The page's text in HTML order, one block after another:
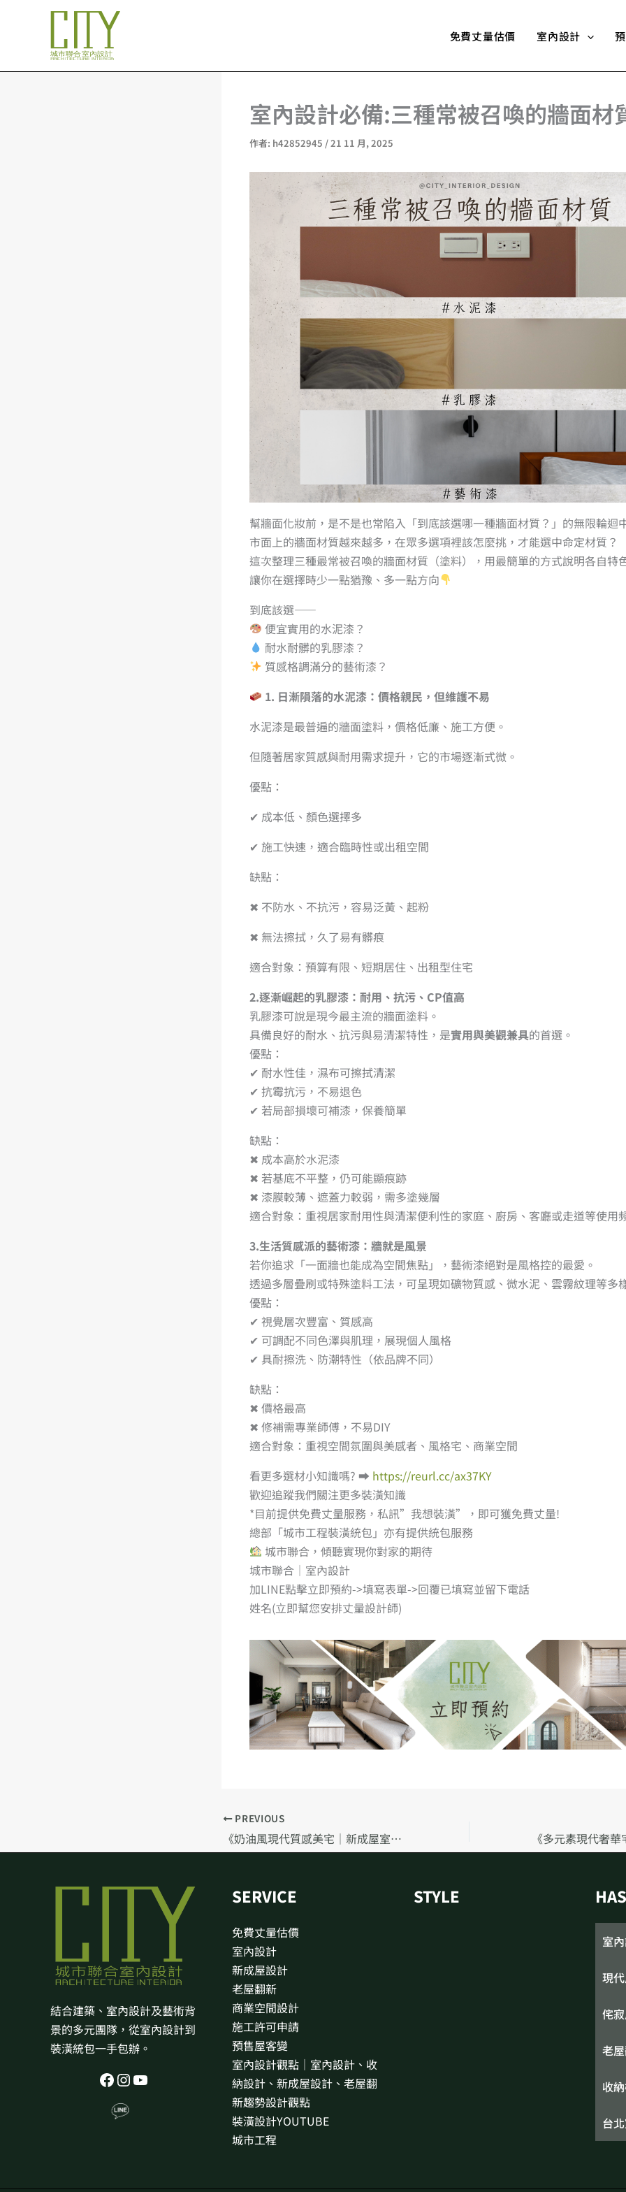
免費丈量估價 室內設計
室內設計必備:三種常被召喚的牆面材
作者: h42852945 /21 11 月, 2025
幫牆面化妝前，是不是也常陷入「到底該選哪一種牆面材質？」的無限輪迴
市面上的牆面材質越來越多，在眾多選項裡該怎麼挑，才能選中命定材質？
這次整理三種最常被召喚的牆面材質（塗料），用最簡單的方式說明各自特
讓你在選擇時少一點猶豫、多一點方向
到底該選——
便宜實用的水泥漆？
耐水耐髒的乳膠漆？
質感格調滿分的藝術漆？
1. 日漸隕落的水泥漆：價格親民，但維護不易
水泥漆是最普遍的牆面塗料，價格低廉、施工方便。
但隨著居家質感與耐用需求提升，它的市場逐漸式微。
優點：
✔ 成本低、顏色選擇多
✔ 施工快速，適合臨時性或出租空間
缺點：
✖ 不防水、不抗污，容易泛黃、起粉
✖ 無法擦拭，久了易有髒痕
適合對象：預算有限、短期居住、出租型住宅
2.逐漸崛起的乳膠漆：耐用、抗污、CP值高
乳膠漆可說是現今最主流的牆面塗料。
具備良好的耐水、抗污與易清潔特性，是實用與美觀兼具的首選。
優點：
✔ 耐水性佳，濕布可擦拭清潔
✔ 抗霉抗污，不易退色
✔ 若局部損壞可補漆，保養簡單
缺點：
✖ 成本高於水泥漆
✖ 若基底不平整，仍可能顯痕跡
✖ 漆膜較薄、遮蓋力較弱，需多塗幾層
適合對象：重視居家耐用性與清潔便利性的家庭、廚房、客廳或走道等使用
3.生活質感派的藝術漆：牆就是風景
若你追求「一面牆也能成為空間焦點」，藝術漆絕對是風格控的最愛。
透過多層疊刷或特殊塗料工法，可呈現如礦物質感、微水泥、雲霧紋理等多
優點：
✔ 視覺層次豐富、質感高
✔ 可調配不同色澤與肌理，展現個人風格
✔ 具耐擦洗、防潮特性（依品牌不同）
缺點：
✖ 價格最高
✖ 修補需專業師傅，不易DIY
適合對象：重視空間氛圍與美感者、風格宅、商業空間
看更多選材小知識嗎? ➡︎ https://reurl.cc/ax37KY
歡迎追蹤我們關注更多裝潢知識
*目前提供免費丈量服務，私訊”我想裝潢”，即可獲免費丈量!
總部「城市工程裝潢統包」亦有提供統包服務
城市聯合，傾聽實現你對家的期待
城市聯合｜室內設計
加LINE點擊立即預約->填寫表單->回覆已填寫並留下電話
姓名(立即幫您安排丈量設計師)
PREVIOUS
《奶油風現代質感美宅｜新成屋室內設計》
結合建築、室內設計及藝術背
景的多元團隊，從室內設計到
裝潢統包一手包辦。
SERVICE
免費丈量估價
室內設計
新成屋設計
老屋翻新
商業空間設計
施工許可申請
預售屋客變
室內設計觀點｜室內設計、收
納設計、新成屋設計、老屋翻
新趨勢設計觀點
裝潢設計YOUTUBE
城市工程
STYLE
室
現
侘
老
收
台